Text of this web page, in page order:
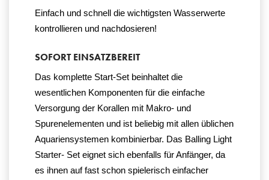
Einfach und schnell die wichtigsten Wasserwerte
kontrollieren und nachdosieren!
SOFORT EINSATZBEREIT
Das komplette Start-Set beinhaltet die
wesentlichen Komponenten für die einfache
Versorgung der Korallen mit Makro- und
Spurenelementen und ist beliebig mit allen üblichen
Aquariensystemen kombinierbar. Das Balling Light
Starter- Set eignet sich ebenfalls für Anfänger, da
es ihnen auf fast schon spielerisch einfacher